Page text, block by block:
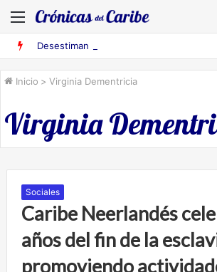
Menú
Inicio > Virginia Dementricia
Virginia
Sociales
Caribe Neerlandés
años del fin de la
promoviendo